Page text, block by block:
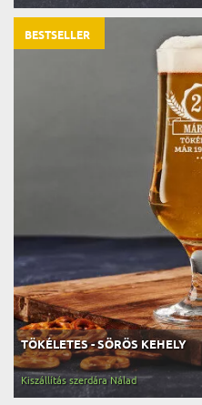
TÖKÉLETES - SÖRÖS KEHELY
Kiszállítás szerdára Nálad
BESTSELLER